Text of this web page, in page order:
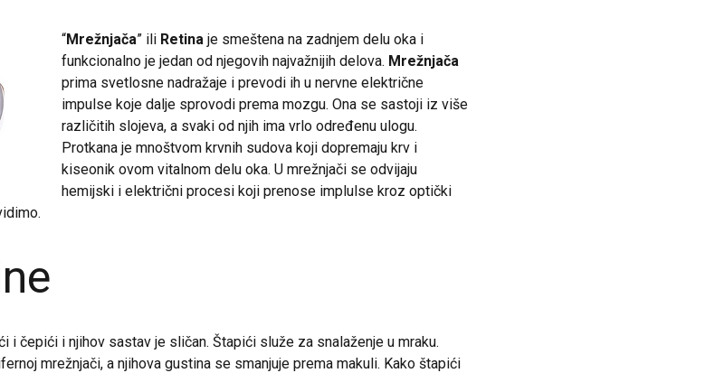
“Mrežnjača” ili Retina je smeštena na zadnjem delu oka i
funkcionalno je jedan od njegovih najvažnijih delova. Mrežnjača
prima svetlosne nadražaje i prevodi ih u nervne električne
impulse koje dalje sprovodi prema mozgu. Ona se sastoji iz više
različitih slojeva, a svaki od njih ima vrlo određenu ulogu.
Protkana je mnoštvom krvnih sudova koji dopremaju krv i
kiseonik ovom vitalnom delu oka. U mrežnjači se odvijaju
hemijski i električni procesi koji prenose implulse kroz optički
i čepići i njihov sastav je sličan. Štapići služe za snalaženje u mraku.
mrežnjači, a njihova gustina se smanjuje prema makuli. Kako štapići